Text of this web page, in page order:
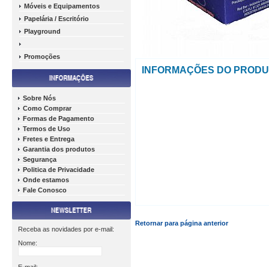
Móveis e Equipamentos
Papelária / Escritório
Playground
Promoções
Sobre Nós
Como Comprar
Formas de Pagamento
Termos de Uso
Fretes e Entrega
Garantia dos produtos
Segurança
Politica de Privacidade
Onde estamos
Fale Conosco
Receba as novidades por e-mail:
Nome:
INFORMAÇÕES DO
Retornar para página anterior